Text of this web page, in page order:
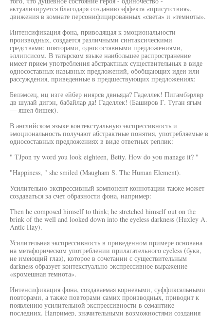
актуализируется благодаря созданию эффекта «присутствия»,
движения в комнате персонифицированных «света» и «темноты».
Интенсификация фона, приводящая к эмоциональности
производных, создается различными синтаксическими
средствами: повторами, односоставными предложениями,
эллипсисом. В татарском языке наибольшее распространение
имеет прием употребления абстрактных существительных в виде
односоставных назывных предложений, обобщающих идеи или
рассуждения, приведенные в предшествующих предложениях:
Белэмсец, иц изге ейбер ниярсв двньяда? Гаделлек! Пигамбэрлвр
дв шулай дигэн, бабайлар да! Гаделлек! (Баширов Г. Туган ягым
— яшел бишек).
В английском языке контекстуальную экспрессивность и
эмоциональность получают абстрактные понятия, употребляемые в
односоставных предложениях в виде ответных реплик:
" TJpon ту word you look eighteen, Betty. How do you manage it? "
"Happiness, " she smiled (Maugham S. The Human Element).
Усилительно-экспрессивный компонент коннотации также может
создаваться за счет образности фона, например:
Then he composed himself to think; he stretched himself out on the
brink of the well and looked down into the eyeless darkness (Huxley A.
Antic Hay).
Усилительная экспрессивность в приведенном примере основана
на метафорическом употреблении прилагательного eyeless (букв,
не имеющий глаз), которое в сочетании с существительным
darkness образует контекстуально-экспрессивное выражение
«кромешная темнота».
Интенсификация фона, создаваемая корневыми, суффиксальными
повторами, а также повторами самих производных, приводит к
появлению усилительной экспрессивности в семантике
последних. Например, значительными возможностями создания